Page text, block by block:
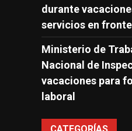
durante
servicios en
Ministerio de
Nacional de
vacaciones para
laboral